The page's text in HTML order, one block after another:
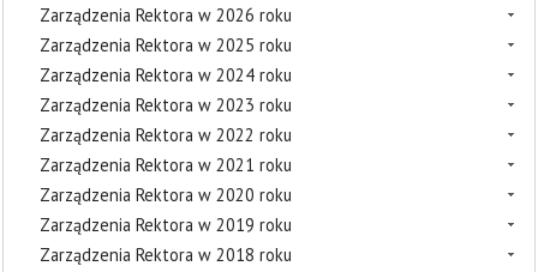
Zarządzenia Rektora w 2026 roku
Zarządzenia Rektora w 2025 roku
Zarządzenia Rektora w 2024 roku
Zarządzenia Rektora w 2023 roku
Zarządzenia Rektora w 2022 roku
Zarządzenia Rektora w 2021 roku
Zarządzenia Rektora w 2020 roku
Zarządzenia Rektora w 2019 roku
Zarządzenia Rektora w 2018 roku